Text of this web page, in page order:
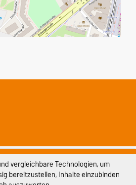
Impressum
Datenschutz
vergleichbare Technologien, um
bereitzustellen, Inhalte einzubinden